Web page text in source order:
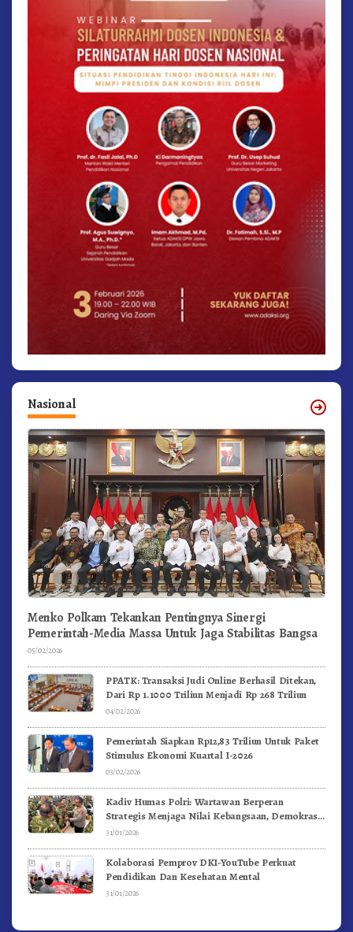
Nasional
Menko Polkam Tekankan Pentingnya Sinergi
Pemerintah-Media Massa Untuk Jaga Stabilitas Bangsa
05/02/2026
PPATK: Transaksi Judi Online Berhasil Ditekan,
Dari Rp 1.1000 Triliun Menjadi Rp 268 Triliun
04/02/2026
Pemerintah Siapkan Rp12,83 Triliun Untuk Paket
Stimulus Ekonomi Kuartal I-2026
03/02/2026
Kadiv Humas Polri: Wartawan Berperan
Strategis Menjaga Nilai Kebangsaan, Demokrasi,
dan NKRI
31/01/2026
Kolaborasi Pemprov DKI-YouTube Perkuat
Pendidikan Dan Kesehatan Mental
31/01/2026